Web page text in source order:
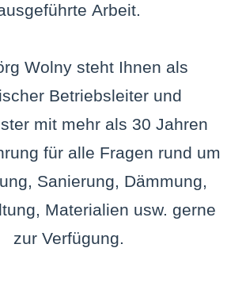
Arbeit.
Wolny steht Ihnen als
Betriebsleiter und
mit mehr als 30 Jahren
für alle Fragen rund um
Sanierung, Dämmung,
Materialien usw. gerne
zur Verfügung.